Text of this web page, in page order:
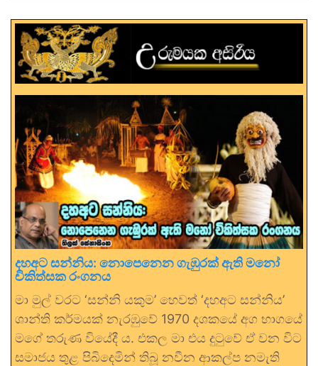
දහඅට සන්නිය: නොපෙනෙන ගැඹුරක් ඇති මනෝ
චිකිත්සක රංගනය
මා මුල් වරට ‘සන්නි යකුම’ හෙවත් ‘දහඅට සන්නිය’
ශාන්ති කර්මයක් නැරඹුවේ 1970 දශකයේ අග භාගයේ
මගේ තරුණ වියේදී ය. එකල මා එය දුටුවේ ඒ වන විට
සමාජය තුළ පිබිදෙමින් තිබූ නවීන ආකල්ප නමැති